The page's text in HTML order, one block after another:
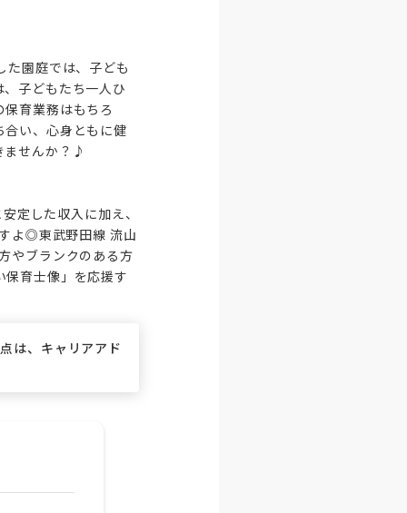
た園庭では、子ども
子どもたち一人ひ
育業務はもちろ
合い、心身ともに健
ませんか？♪
定した収入に加え、
よ◎東武野田線 流山
やブランクのある方
保育士像」を応援す
は、キャリアアド